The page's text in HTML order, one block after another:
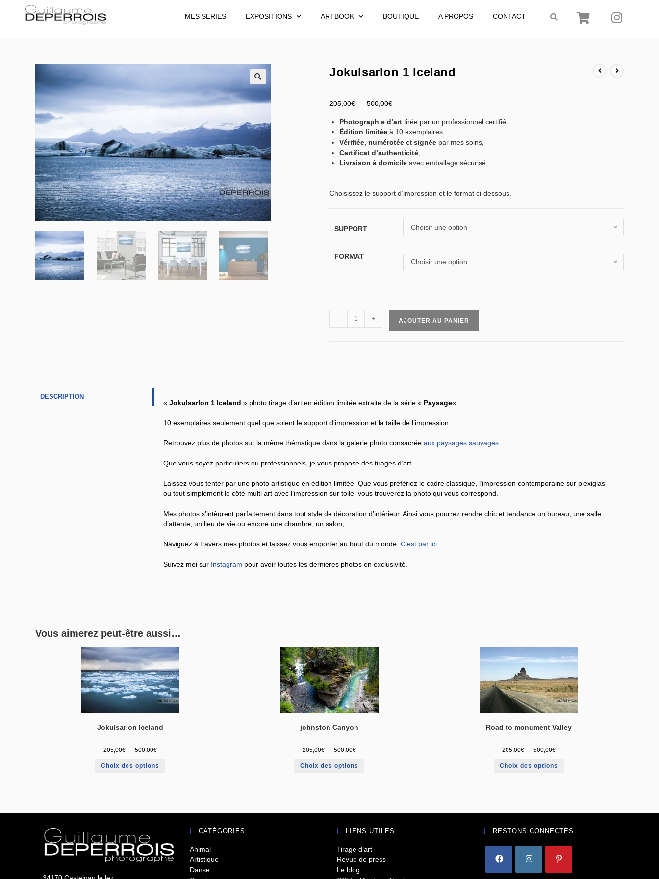
MES SERIES EXPOSITIONS ARTBOOK BOUTIQUE A PROPOS CONTACT
Jokulsarlon 1 Iceland
205,00€ – 500,00€
Photographie d’art tirée par un professionnel certifié,
Édition limitée à 10 exemplaires,
Vérifiée, numérotée et signée par mes soins,
Certificat d’authenticité
Livraison à domicile avec emballage sécurisé,
Choisissez le support d’impression et le format ci-dessous.
SUPPORT Choisir une option
FORMAT
Choisir une option
- + AJOUTER AU PANIER
DESCRIPTION
« Jokulsarlon 1 Iceland » photo tirage d’art en édition limitée extraite de la série « Paysage« .
10 exemplaires seulement quel que soient le support d’impression et la taille de l’impression.
Retrouvez plus de photos sur la même thématique dans la galerie photo consacrée aux paysages sauvages
Que vous soyez particuliers ou professionnels, je vous propose des tirages d’art.
Laissez vous tenter par une photo artistique en édition limitée. Que vous préfériez le cadre classique, l’impression contemporaine sur plexiglas
ou tout simplement le côté multi art avec l’impression sur toile, vous trouverez la photo qui vous correspond.
Mes photos s’intègrent parfaitement dans tout style de décoration d’intérieur. Ainsi vous pourrez rendre chic et tendance un bureau, une salle
d’attente, un lieu de vie ou encore une chambre, un salon,…
Naviguez à travers mes photos et laissez vous emporter au bout du monde. C’est par ici
Suivez moi sur Instagram pour avoir toutes les dernieres photos en exclusivité.
Vous aimerez peut-être aussi…
Jokulsarlon Iceland
205,00€ – 500,00€
Choix des options
johnston Canyon
205,00€ – 500,00€
Choix des options
Road to monument Valley
205,00€ – 500,00€
Choix des options
34170 Castelnau le lez
CATÉGORIES
Animal
Artistique
Danse
LIENS UTILES
Tirage d’art
Revue de press
Le blog
RESTONS CONNECTÉS